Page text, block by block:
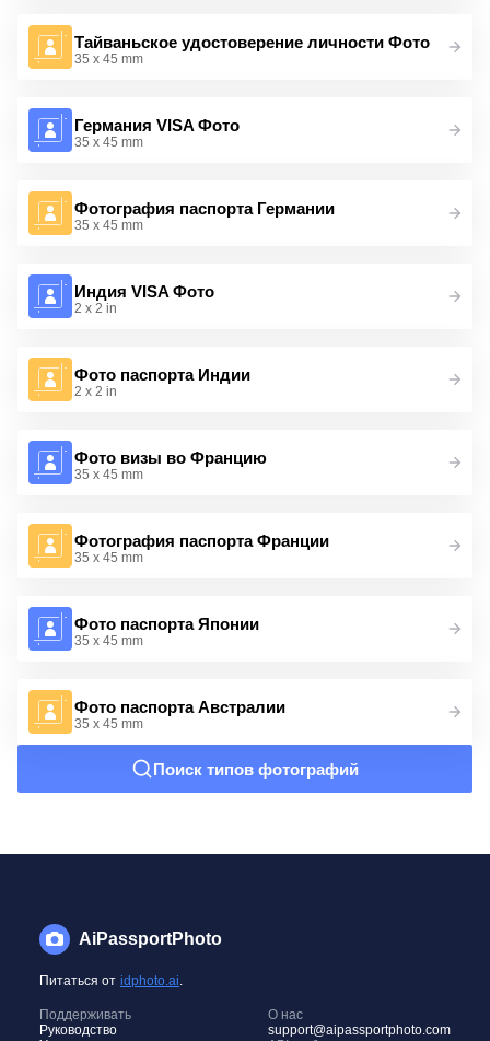
Тайваньское удостоверение личности Фото
35 x 45 mm
Германия VISA Фото
35 x 45 mm
Фотография паспорта Германии
35 x 45 mm
Индия VISA Фото
2 x 2 in
Фото паспорта Индии
2 x 2 in
Фото визы во Францию
35 x 45 mm
Фотография паспорта Франции
35 x 45 mm
Фото паспорта Японии
35 x 45 mm
Фото паспорта Австралии
35 x 45 mm
Поиск типов фотографий
AiPassportPhoto
Питаться от idphoto.ai.
Поддерживать
Руководство
О нас
support@aipassportphoto.com